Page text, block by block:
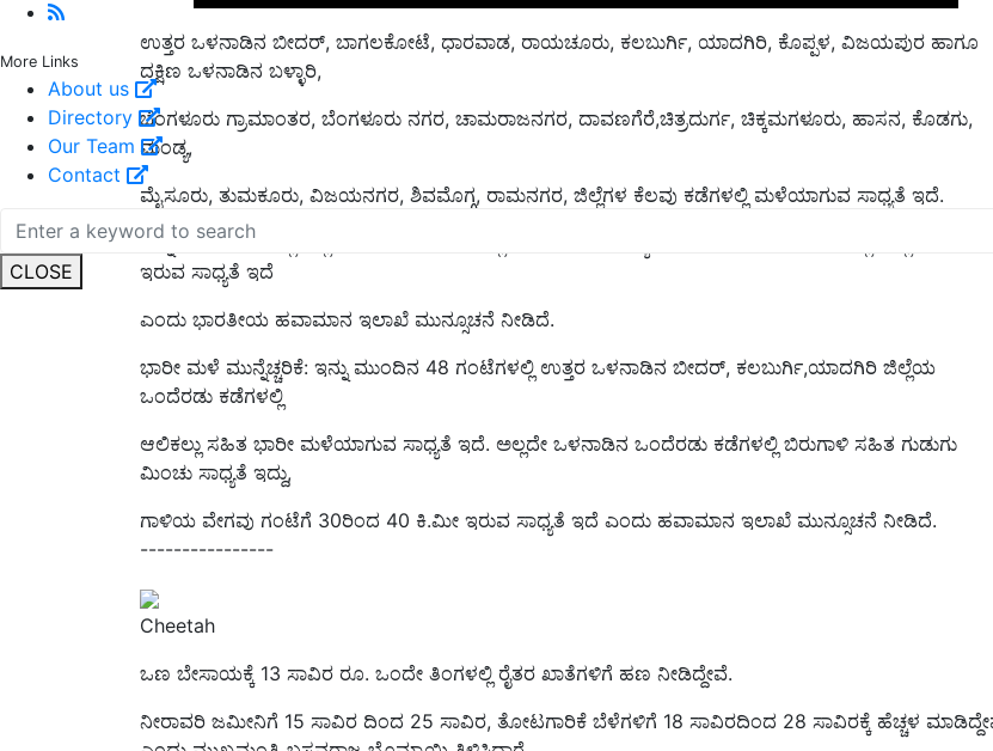
More Links
About us
Directory
Our Team
Contact
CLOSE
ಉತ್ತರ ಒಳನಾಡಿನ ಬೀದರ್‌, ಬಾಗಲಕೋಟೆ, ಧಾರವಾಡ, ರಾಯಚೂರು, ಕಲಬುರ್ಗಿ, ಯಾದಗಿರಿ, ಕೊಪ್ಪಳ, ವಿಜಯಪುರ ಹಾಗೂ
ದಕ್ಷಿಣ ಒಳನಾಡಿನ ಬಳ್ಳಾರಿ,
ಬೆಂಗಳೂರು ಗ್ರಾಮಾಂತರ, ಬೆಂಗಳೂರು ನಗರ, ಚಾಮರಾಜನಗರ, ದಾವಣಗೆರೆ,ಚಿತ್ರದುರ್ಗ, ಚಿಕ್ಕಮಗಳೂರು, ಹಾಸನ, ಕೊಡಗು,
ಮಂಡ್ಯ,
ಮೈಸೂರು, ತುಮಕೂರು, ವಿಜಯನಗರ, ಶಿವಮೊಗ್ಗ, ರಾಮನಗರ, ಜಿಲ್ಲೆಗಳ ಕೆಲವು ಕಡೆಗಳಲ್ಲಿ ಮಳೆಯಾಗುವ ಸಾಧ್ಯತೆ ಇದೆ.
ಇನ್ನು ಕರಾವಳಿಯ ಎಲ್ಲ ಜಿಲ್ಲೆಗಳ ಒಂದೆರಡು ಕಡೆಗಳಲ್ಲಿ ಮಳೆಯಾಗುವ ಸಾಧ್ಯತೆ ಇದೆ. ಒಳನಾಡಿನ ಉಳಿದ ಜಿಲ್ಲೆಗಳಲ್ಲಿ ಒಣಹವೆ
ಇರುವ ಸಾಧ್ಯತೆ ಇದೆ
ಎಂದು ಭಾರತೀಯ ಹವಾಮಾನ ಇಲಾಖೆ ಮುನ್ಸೂಚನೆ ನೀಡಿದೆ.
ಭಾರೀ ಮಳೆ ಮುನ್ನೆಚ್ಚರಿಕೆ: ಇನ್ನು ಮುಂದಿನ 48 ಗಂಟೆಗಳಲ್ಲಿ ಉತ್ತರ ಒಳನಾಡಿನ ಬೀದರ್‌, ಕಲಬುರ್ಗಿ,ಯಾದಗಿರಿ ಜಿಲ್ಲೆಯ
ಒಂದೆರಡು ಕಡೆಗಳಲ್ಲಿ
ಆಲಿಕಲ್ಲು ಸಹಿತ ಭಾರೀ ಮಳೆಯಾಗುವ ಸಾಧ್ಯತೆ ಇದೆ. ಅಲ್ಲದೇ ಒಳನಾಡಿನ ಒಂದೆರಡು ಕಡೆಗಳಲ್ಲಿ ಬಿರುಗಾಳಿ ಸಹಿತ ಗುಡುಗು
ಮಿಂಚು ಸಾಧ್ಯತೆ ಇದ್ದು,
ಗಾಳಿಯ ವೇಗವು ಗಂಟೆಗೆ 30ರಿಂದ 40 ಕಿ.ಮೀ ಇರುವ ಸಾಧ್ಯತೆ ಇದೆ ಎಂದು ಹವಾಮಾನ ಇಲಾಖೆ ಮುನ್ಸೂಚನೆ ನೀಡಿದೆ.
----------------
Cheetah
ನೀರಾವರಿ ಜಮೀನಿಗೆ 15 ಸಾವಿರ ದಿಂದ 25 ಸಾವಿರ, ತೋಟಗಾರಿಕೆ ಬೆಳೆಗಳಿಗೆ 18 ಸಾವಿರದಿಂದ 28 ಸಾವಿರಕ್ಕೆ ಹೆಚ್ಚಳ ಮಾಡಿದ್ದೇವೆ
ಎಂದು ಮುಖ್ಯಮಂತ್ರಿ ಬಸವರಾಜ ಬೊಮ್ಮಾಯಿ ತಿಳಿಸಿದ್ದಾರೆ.